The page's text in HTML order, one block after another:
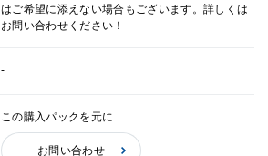
はご希望に添えない場合もございます。詳しくは
お問い合わせください！
-
この購入パックを元に
お問い合わせ